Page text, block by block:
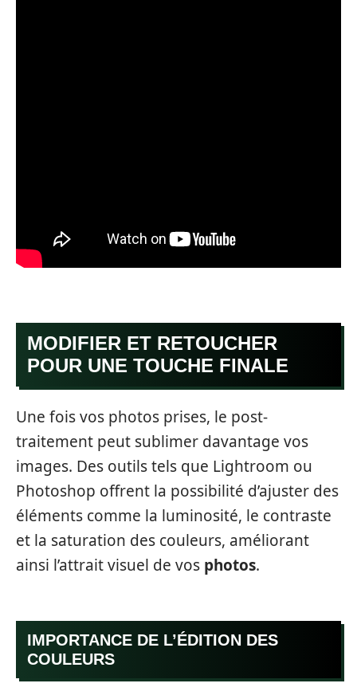
MODIFIER ET RETOUCHER
POUR UNE TOUCHE FINALE
Une fois vos photos prises, le post-
traitement peut sublimer davantage vos
images. Des outils tels que Lightroom ou
Photoshop offrent la possibilité d’ajuster des
éléments comme la luminosité, le contraste
et la saturation des couleurs, améliorant
ainsi l’attrait visuel de vos photos.
IMPORTANCE DE L’ÉDITION DES
COULEURS